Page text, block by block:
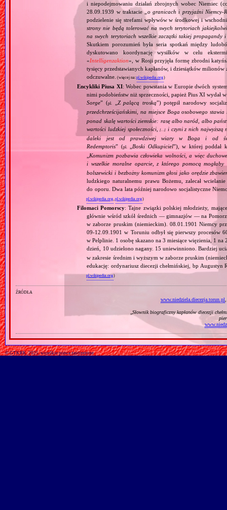
i niepodejmowaniu działań zbrojnych wobec Niemiec
28.09.1939 w traktacie „ o granicach i przyjaźni
podzielenie się strefami wpływów w środkowej i
strony nie będą tolerować na swych terytoriach
na swych terytoriach wszelkie zaczątki takiej
Skutkiem porozumień była seria spotkań między
dyskutowano koordynację wysiłków w celu
«Intelligenzaktion», w Rosji przyjęła formę zbrodni
tysięcy przedstawianych kapłanów, i dziesiątków
odczuwalne. (więcej na:pl.wikipedia.org)
Encykliki Piusa XI: Wobec powstania w Europie dwóch
nimi podobieństw niż sprzeczności, papież Pius XI
Sorge” (pl. Z palącą troską”) potępił narodowy
przedchrześcijańskimi, na miejsce Boga osobowego
ponad skalę wartości ziemskie: rasę albo naród, albo
wartości ludzkiej społeczności,[…] i czyni z nich najwyższą
daleki jest od prawdziwej wiary w Boga i od
Redemptoris” (pl. Boski Odkupiciel”), w której poddał
Komunizm pozbawia człowieka wolności, a więc
i wszelkie moralne oparcie, z którego pomocą
bolszewicki i bezbożny komunizm głosi jako orędzie
ludzkiego naturalnemu prawu Bożemu, zalecał
do oporu. Dwa lata później narodowo socjalistyczne
pl.wikipedia.org,pl.wikipedia.org)
Filomaci Pomorscy: Tajne związki polskiej młodzieży,
głównie wśród szkół średnich — gimnazjów — na
w zaborze pruskim (niemieckim). 08.01.1901 Niemcy
09‐12.09.1901 w Toruniu odbył się pierwszy procesów
w Pelplinie. 1 osobę skazano na 3 miesiące więzienia, 1
dzień, 10 udzielono nagany. 15 uniewinniono. Bardziej
w zakresie średnim i wyższym w zaborze pruskim
edukację: ordynariusz diecezji chełmińskiej, bp
pl.wikipedia.org)
źródła
www.niedziela.diecezja.torun.pl
Słownik biograficzny kapłanów diecezji
© GTKRK, 2025, wszelkie prawa zastrzeżone